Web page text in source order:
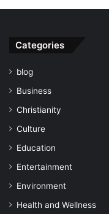
Categories
blog
Business
Christianity
Culture
Education
Entertainment
Environment
Health and Wellness